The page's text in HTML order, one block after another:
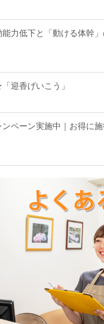
能力低下と「動ける体幹
迎香げいこう」
ペーン実施中｜お得に